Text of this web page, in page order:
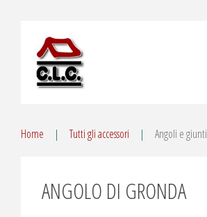
Home Tutti gli accessori Angoli e giunti
ANGOLO DI GRONDA